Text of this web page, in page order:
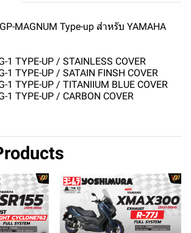
MAGNUM Type-up สำหรับ YAMAHA
1 TYPE-UP / STAINLESS COVER
1 TYPE-UP / SATAIN FINSH COVER
1 TYPE-UP / TITANIIUM BLUE COVER
1 TYPE-UP / CARBON COVER